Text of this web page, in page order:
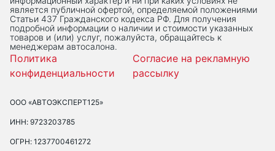
является публичной офертой, определяемой положениями
Статьи 437 Гражданского кодекса РФ. Для получения
подробной информации о наличии и стоимости указанных
товаров и (или) услуг, пожалуйста, обращайтесь к
менеджерам автосалона.
Политика
конфиденциальности
Согласие на рекламную
рассылку
ООО «АВТОЭКСПЕРТ125»
ИНН: 9723203785
ОГРН: 1237700461272